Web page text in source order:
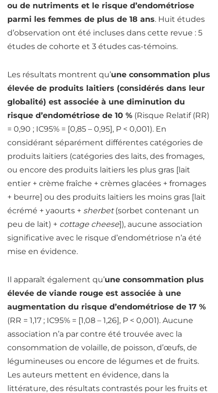
ou de nutriments et le risque d’endométriose
parmi les femmes de plus de 18 ans. Huit études
d’observation ont été incluses dans cette revue : 5
études de cohorte et 3 études cas-témoins.
Les résultats montrent qu’une consommation plus
élevée de produits laitiers (considérés dans leur
globalité) est associée à une diminution du
risque d’endométriose de 10 % (Risque Relatif (RR)
= 0,90 ; IC95% = [0,85 – 0,95], P < 0,001). En
considérant séparément différentes catégories de
produits laitiers (catégories des laits, des fromages,
ou encore des produits laitiers les plus gras [lait
entier + crème fraîche + crèmes glacées + fromages
+ beurre] ou des produits laitiers les moins gras [lait
écrémé + yaourts + sherbet(sorbet contenant un
peu de lait) + cottage cheese]), aucune association
significative avec le risque d’endométriose n’a été
mise en évidence.
Il apparaît également qu’une consommation plus
élevée de viande rouge est associée à une
augmentation du risque d’endométriose de 17 %
(RR = 1,17 ; IC95% = [1,08 – 1,26], P < 0,001). Aucune
association n’a par contre été trouvée avec la
consommation de volaille, de poisson, d’œufs, de
légumineuses ou encore de légumes et de fruits.
Les auteurs mettent en évidence, dans la
littérature, des résultats contrastés pour les fruits et